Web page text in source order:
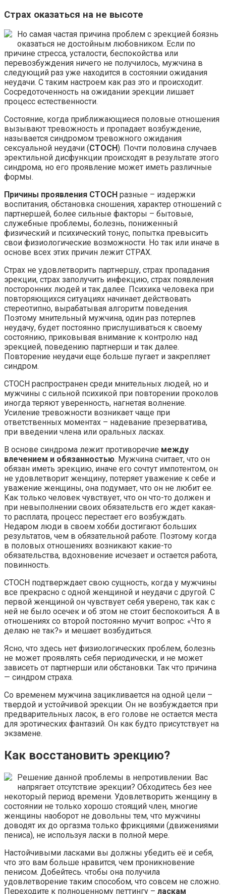
Страх оказаться на не высоте
Но самая частая причина проблем с эрекцией боязнь
оказаться не достойным любовником. Если по
причине стресса, усталости, беспокойства или
перевозбуждения ничего не получилось, мужчина в
следующий раз уже находится в состоянии ожидания
неудачи. С таким настроем как раз это и происходит.
Сосредоточенность на ожидании эрекции лишает
процесс естественности.
Состояние, когда приближающиеся половые отношения
вызывают тревожность и пропадает возбуждение,
называется синдромом тревожного ожидания
сексуальной неудачи (СТОСН). Почти половина случаев
эректильной дисфункции происходят в результате этого
синдрома, но его проявление может иметь различные
формы.
Причины проявления СТОСН разные – издержки
воспитания, обстановка сношения, характер отношений с
партнершей, более сильные факторы – бытовые,
служебные проблемы, болезнь, пониженный
физический и психический тонус, попытка превысить
свои физиологические возможности. Но так или иначе в
основе всех этих причин лежит СТРАХ.
Страх не удовлетворить партнершу, страх пропадания
эрекции, страх заполучить инфекцию, страх появления
посторонних людей и так далее. Психика человека при
повторяющихся ситуациях начинает действовать
стереотипно, вырабатывая алгоритм поведения.
Поэтому мнительный мужчина, один раз потерпев
неудачу, будет постоянно прислушиваться к своему
состоянию, приковывая внимание к контролю над
эрекцией, поведению партнерши и так далее.
Повторение неудачи еще больше пугает и закрепляет
синдром.
СТОСН распространен среди мнительных людей, но и
мужчины с сильной психикой при повторении проколов
иногда теряют уверенность, нагнетая волнение.
Усиление тревожности возникает чаще при
ответственных моментах – надевание презерватива,
при введении члена или оральных ласках.
В основе синдрома лежит противоречие между
влечением и обязанностью. Мужчина считает, что он
обязан иметь эрекцию, иначе его сочтут импотентом, он
не удовлетворит женщину, потеряет уважение к себе и
уважение женщины, она подумает, что он не любит ее.
Как только человек чувствует, что он что-то должен и
при невыполнении своих обязательств его ждет какая-
то расплата, процесс перестает его возбуждать.
Недаром люди в своем хобби достигают больших
результатов, чем в обязательной работе. Поэтому когда
в половых отношениях возникают какие-то
обязательства, вдохновение исчезает и остается работа,
повинность.
СТОСН подтверждает свою сущность, когда у мужчины
все прекрасно с одной женщиной и неудачи с другой. С
первой женщиной он чувствует себя уверено, так как с
ней не было осечек и об этом не стоит беспокоиться. А в
отношениях со второй постоянно мучит вопрос: «Что я
делаю не так?» и мешает возбудиться.
Ясно, что здесь нет физиологических проблем, болезнь
не может проявлять себя периодически, и не может
зависеть от партнерши или обстановки. Так что причина
— синдром страха.
Со временем мужчина зацикливается на одной цели –
твердой и устойчивой эрекции. Он не возбуждается при
предварительных ласок, в его голове не остается места
для эротических фантазий. Он как будто присутствует на
экзамене.
Как восстановить эрекцию?
Решение данной проблемы в непротивлении. Вас
напрягает отсутствие эрекции? Обходитесь без нее
некоторый период времени. Удовлетворить женщину в
состоянии не только хорошо стоящий член, многие
женщины наоборот не довольны тем, что мужчины
доводят их до оргазма только фрикциями (движениями
пениса), не используя ласки в полной мере.
Настойчивыми ласками вы должны убедить её и себя,
что это вам больше нравится, чем проникновение
пенисом. Добейтесь. чтобы она получила
удовлетворение таким способом, что совсем не сложно.
Переходите к полноценному петтингу – ласкам